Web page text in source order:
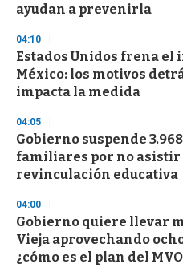
ayudan a prevenirla
04:10
Estados Unidos frena el
México: los motivos
impacta la medida
04:05
Gobierno suspende
familiares por no asistir
revinculación educativa
04:00
Gobierno quiere llevar
Vieja aprovechando
¿cómo es el plan del